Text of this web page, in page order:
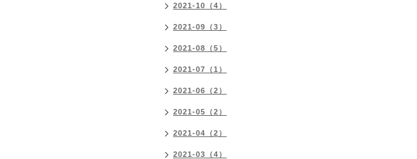
2021-10（4）
2021-09（3）
2021-08（5）
2021-07（1）
2021-06（2）
2021-05（2）
2021-04（2）
2021-03（4）